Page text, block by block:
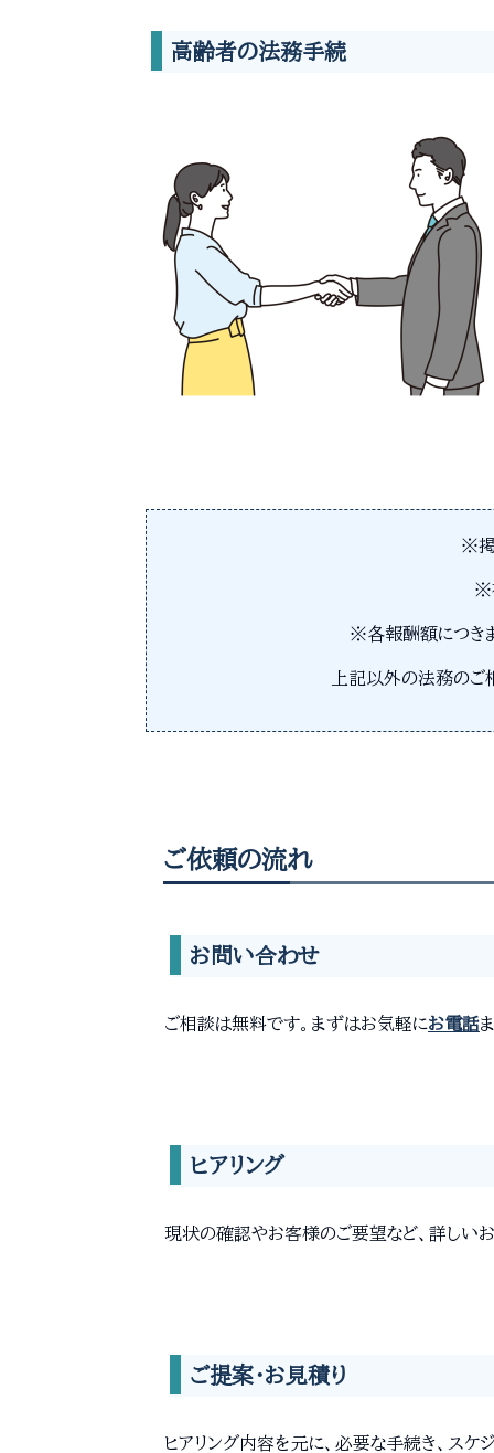
高齢者の法務手続
※掲
※
※各報酬額につき
上記以外の法務のご
ご依頼の流れ
お問い合わせ
ご相談は無料です。まずはお気軽にお電話
ヒアリング
現状の確認やお客様のご要望など、詳しい
ご提案・お見積り
ヒアリング内容を元に、必要な手続き、スケ